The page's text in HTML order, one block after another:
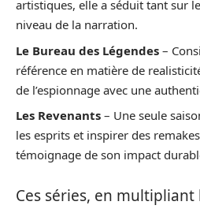
artistiques, elle a séduit tant sur
niveau de la narration.
Le Bureau des Légendes –
référence en matière de
de l’espionnage avec une
Les Revenants – Une seule
les esprits et inspirer des
témoignage de son impact
Ces séries, en